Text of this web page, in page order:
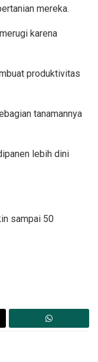
mereka.
karena
produktivitas
tanamannya
lebih dini
sampai 50